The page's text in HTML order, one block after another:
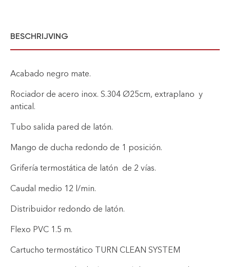
BESCHRIJVING
Acabado negro mate.
Rociador de acero inox. S.304 Ø25cm, extraplano y
antical.
Tubo salida pared de latón.
Mango de ducha redondo de 1 posición.
Grifería termostática de latón de 2 vías.
Caudal medio 12 l/min.
Distribuidor redondo de latón.
Flexo PVC 1.5 m.
Cartucho termostático TURN CLEAN SYSTEM